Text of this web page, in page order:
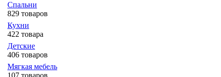
Спальни
829 товаров
Кухни
422 товара
Детские
406 товаров
Мягкая мебель
107 товаров